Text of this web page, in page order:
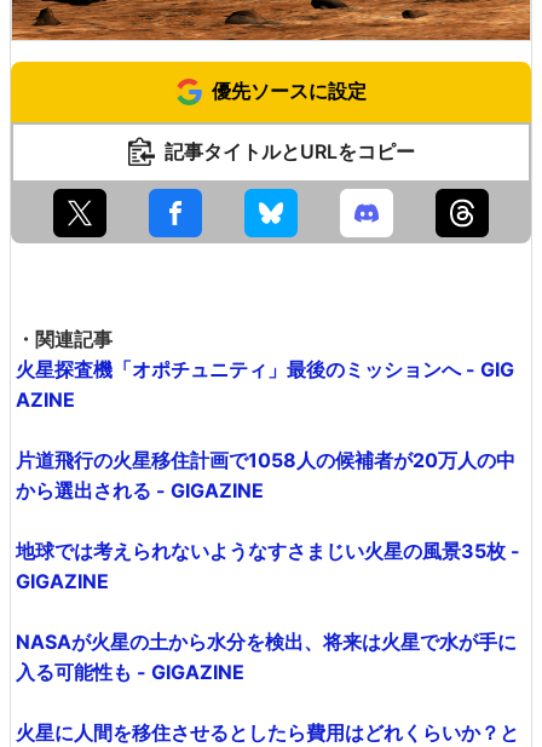
優先ソースに設定
記事タイトルとURLをコピー
・関連記事
火星探査機「オポチュニティ」最後のミッションへ - GIG
AZINE
片道飛行の火星移住計画で1058人の候補者が20万人の中
から選出される - GIGAZINE
地球では考えられないようなすさまじい火星の風景35枚 -
GIGAZINE
NASAが火星の土から水分を検出、将来は火星で水が手に
入る可能性も - GIGAZINE
火星に人間を移住させるとしたら費用はどれくらいか？と